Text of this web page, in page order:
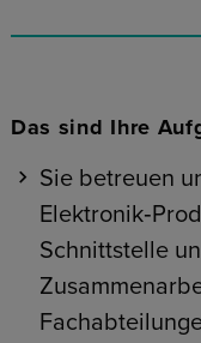
Das sind Ihre
Sie betreuen
Schnittstelle